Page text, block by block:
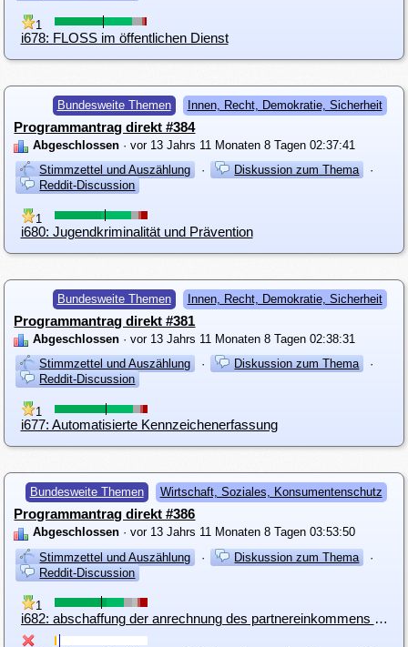
1
i678: FLOSS im öffentlichen Dienst
Bundesweite Themen Innen, Recht, Demokratie, Sicherheit
Programmantrag direkt #384
Abgeschlossen · vor 13 Jahrs 11 Monaten 8 Tagen 02:37:41
Stimmzettel und Auszählung
· Diskussion zum Thema
·
Reddit-Discussion
1
i680: Jugendkriminalität und Prävention
Bundesweite Themen Innen, Recht, Demokratie, Sicherheit
Programmantrag direkt #381
Abgeschlossen · vor 13 Jahrs 11 Monaten 8 Tagen 02:38:31
Stimmzettel und Auszählung
· Diskussion zum Thema
·
Reddit-Discussion
1
i677: Automatisierte Kennzeichenerfassung
Bundesweite Themen Wirtschaft, Soziales, Konsumentenschutz
Programmantrag direkt #386
Abgeschlossen · vor 13 Jahrs 11 Monaten 8 Tagen 03:53:50
Stimmzettel und Auszählung
· Diskussion zum Thema
·
Reddit-Discussion
1
i682: abschaffung der anrechnung des partnereinkommens bei der notstandshilfe